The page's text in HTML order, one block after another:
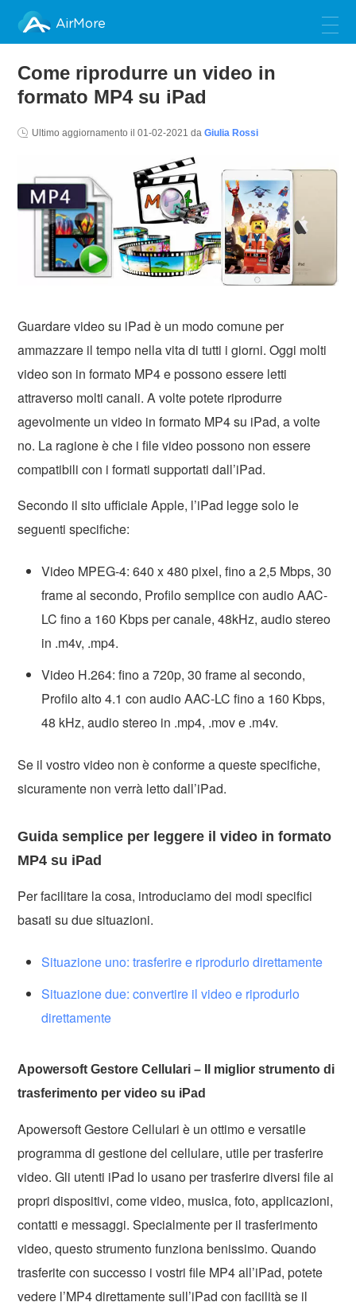
AirMore
Come riprodurre un video in
formato MP4 su iPad
Ultimo aggiornamento il01-02-2021 daGiulia Rossi
Guardare video su iPad è un modo comune per
ammazzare il tempo nella vita di tutti i giorni. Oggi molti
video son in formato MP4 e possono essere letti
attraverso molti canali. A volte potete riprodurre
agevolmente un video in formato MP4 su iPad, a volte
no. La ragione è che i file video possono non essere
compatibili con i formati supportati dall’iPad.
Secondo il sito ufficiale Apple, l’iPad legge solo le
seguenti specifiche:
Video MPEG-4: 640 x 480 pixel, fino a 2,5 Mbps, 30
frame al secondo, Profilo semplice con audio AAC-
LC fino a 160 Kbps per canale, 48kHz, audio stereo
in .m4v, .mp4.
Video H.264: fino a 720p, 30 frame al secondo,
Profilo alto 4.1 con audio AAC-LC fino a 160 Kbps,
48 kHz, audio stereo in .mp4, .mov e .m4v.
Se il vostro video non è conforme a queste specifiche,
sicuramente non verrà letto dall’iPad.
Guida semplice per leggere il video in formato
MP4 su iPad
Per facilitare la cosa, introduciamo dei modi specifici
basati su due situazioni.
Situazione uno: trasferire e riprodurlo direttamente
Situazione due: convertire il video e riprodurlo
direttamente
Apowersoft Gestore Cellulari – Il miglior strumento di
trasferimento per video su iPad
Apowersoft Gestore Cellulari è un ottimo e versatile
programma di gestione del cellulare, utile per trasferire
video. Gli utenti iPad lo usano per trasferire diversi file ai
propri dispositivi, come video, musica, foto, applicazioni,
contatti e messaggi. Specialmente per il trasferimento
video, questo strumento funziona benissimo. Quando
trasferite con successo i vostri file MP4 all’iPad, potete
vedere l’MP4 direttamente sull’iPad con facilità se il